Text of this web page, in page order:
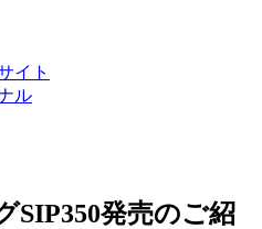
イト
ル
SIP350発売のご紹